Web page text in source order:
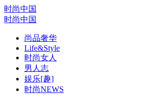
时尚中国
时尚中国
尚品奢华
Life&Style
时尚女人
男人志
娱乐[趣]
时尚NEWS